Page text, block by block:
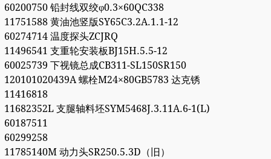
60200750 铅封线双绞φ0.3×60QC338
11751588 黄油池竖版SY65C3.2A.1.1-12
60274714 温度探头ZCJRQ
11496541 支重轮安装板BJ15H.5.5-12
60025739 下视镜总成CB311-SL150SR150
120101020439A 螺栓M24×80GB5783 达克锈
11416818
11682352L 支腿轴料坯SYM5468J.3.11A.6-1(L)
60187511
60299258
11785140M 动力头SR250.5.3D（旧）